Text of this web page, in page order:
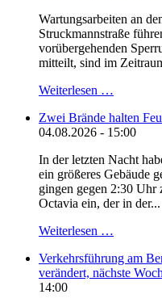
Wartungsarbeiten an
Struckmannstraße
vorübergehenden
mitteilt, sind im
Weiterlesen …
Zwei Brände halten
04.08.2026 - 15:00
In der letzten Nacht
ein größeres Gebäude
gingen gegen 2:30 Uhr
Octavia ein, der in der...
Weiterlesen …
Verkehrsführung am
verändert, nächste
14:00